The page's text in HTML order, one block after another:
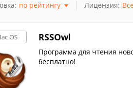
по рейтингу Лицензия:
OS RSSOwl
Программа для чтения
бесплатно!